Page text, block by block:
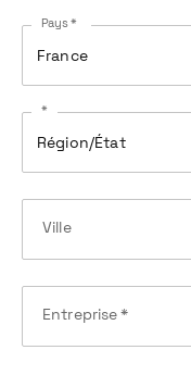
Pays *
France
*
Région/État
Ville
Entreprise*